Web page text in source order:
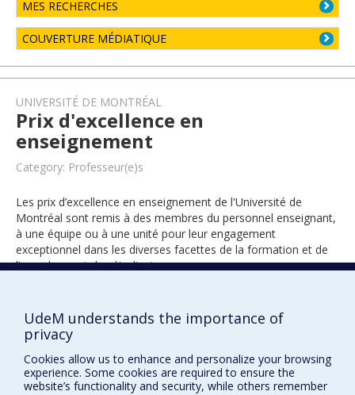
MES RECHERCHES
COUVERTURE MÉDIATIQUE
UNIVERSITÉ DE MONTRÉAL
Prix d'excellence en
enseignement
Category: Professeur(e)s
Les prix d’excellence en enseignement de l'Université de
Montréal sont remis à des membres du personnel enseignant,
à une équipe ou à une unité pour leur engagement
exceptionnel dans les diverses facettes de la formation et de
l’encadrement des étudiants.
UdeM understands the importance of
privacy
Cookies allow us to enhance and personalize your browsing
experience. Some cookies are required to ensure the
website’s functionality and security, while others remember